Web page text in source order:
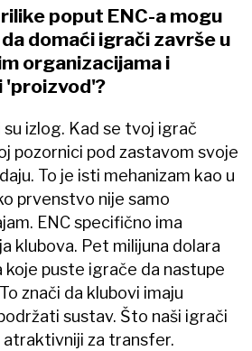
poput ENC-a mogu
domaći igrači završe u
organizacijama i
'proizvod'?
izlog. Kad se tvoj igrač
pozornici pod zastavom svoje
To je isti mehanizam kao u
prvenstvo nije samo
ENC specifično ima
klubova. Pet milijuna dolara
koje puste igrače da nastupe
znači da klubovi imaju
sustav. Što naši igrači
atraktivniji za transfer.